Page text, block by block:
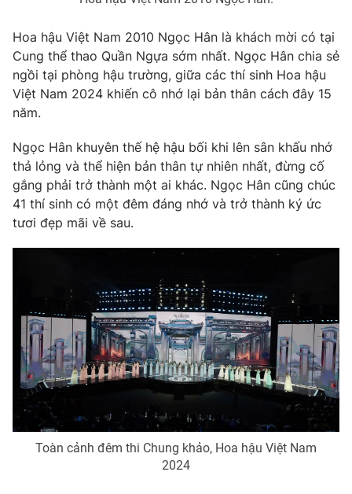
Hoa hậu Việt Nam 2010 Ngọc Hân là khách mời có tại
Cung thể thao Quần Ngựa sớm nhất. Ngọc Hân chia sẻ
ngồi tại phòng hậu trường, giữa các thí sinh Hoa hậu
Việt Nam 2024 khiến cô nhớ lại bản thân cách đây 15
năm.
Ngọc Hân khuyên thế hệ hậu bối khi lên sân khấu nhớ
thả lỏng và thể hiện bản thân tự nhiên nhất, đừng cố
gắng phải trở thành một ai khác. Ngọc Hân cũng chúc
41 thí sinh có một đêm đáng nhớ và trở thành ký ức
tươi đẹp mãi về sau.
Toàn cảnh đêm thi Chung khảo, Hoa hậu Việt Nam
2024